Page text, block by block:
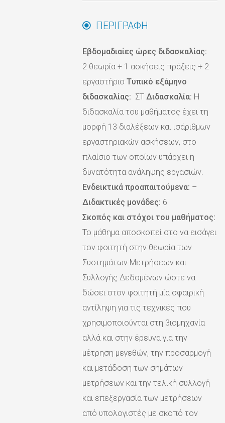
ΠΕΡΙΓΡΑΦΗ
Εβδομαδιαίες ώρες διδασκαλίας:
2 θεωρία + 1 ασκήσεις πράξεις + 2
εργαστήριοTυπικό εξάμηνο
διδασκαλίας: ΣΤΔιδασκαλία: Η
διδασκαλία του μαθήματος έχει τη
μορφή 13 διαλέξεων και ισάριθμων
εργαστηριακών ασκήσεων, στο
πλαίσιο των οποίων υπάρχει η
δυνατότητα ανάληψης εργασιών.
Ενδεικτικά προαπαιτούμενα: –
Διδακτικές μονάδες: 6
Σκοπός και στόχοι του μαθήματος:
Το μάθημα αποσκοπεί στο να εισάγει
τον φοιτητή στην θεωρία των
Συστημάτων Μετρήσεων και
Συλλογής Δεδομένων ώστε να
δώσει στον φοιτητή μία σφαιρική
αντίληψη για τις τεχνικές που
χρησιμοποιούνται στη βιομηχανία
αλλά και στην έρευνα για την
μέτρηση μεγεθών, την προσαρμογή
και μετάδοση των σημάτων
μετρήσεων και την τελική συλλογή
και επεξεργασία των μετρήσεων
από υπολογιστές με σκοπό τον